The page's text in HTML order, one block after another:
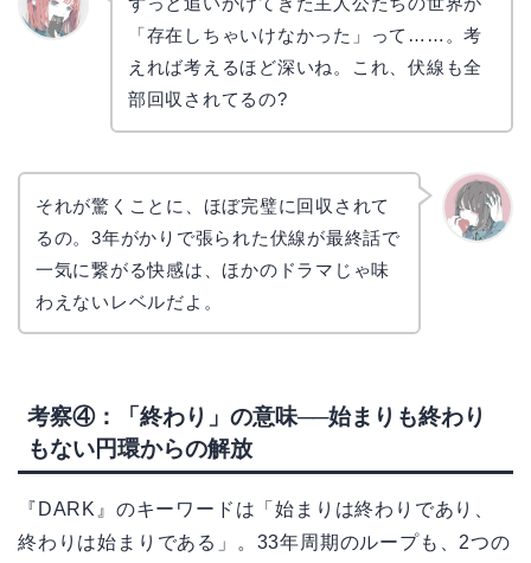
「存在しちゃいけなかった」って……。考
えれば考えるほど深いね。これ、伏線も全
部回収されてるの?
それが驚くことに、ほぼ完璧に回収されて
るの。3年がかりで張られた伏線が最終話で
一気に繋がる快感は、ほかのドラマじゃ味
わえないレベルだよ。
考察④：「終わり」の意味──始まりも終わり
もない円環からの解放
『DARK』のキーワードは「始まりは終わりであり、
終わりは始まりである」。33年周期のループも、2つの